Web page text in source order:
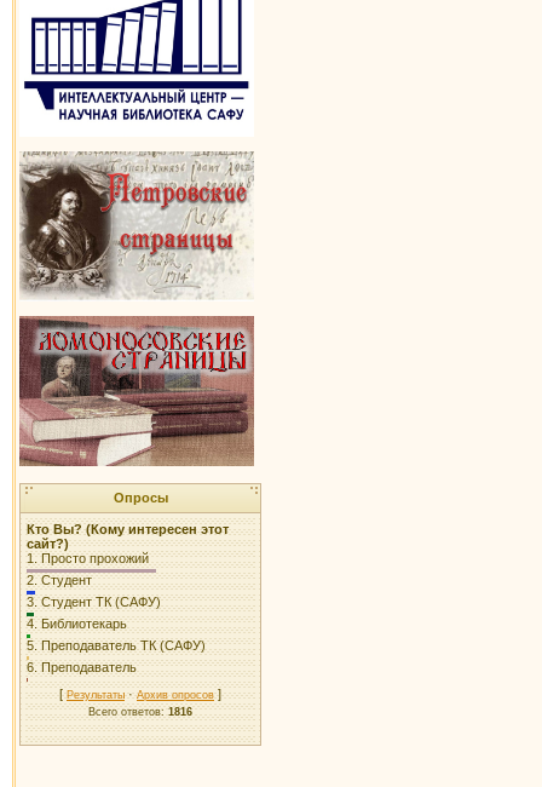
Опросы
Кто Вы? (Кому интересен этот
сайт?)
1.Просто прохожий
2.Студент
3.Студент ТК (САФУ)
4.Библиотекарь
5.Преподаватель ТК (САФУ)
6.Преподаватель
[Результаты·Архив опросов]
Всего ответов:1816